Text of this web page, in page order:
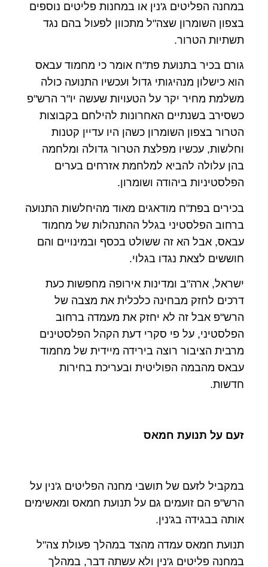
במחנה הפליטים ג'נין או במחנות פליטים נוספים
בצפון השומרון שצה"ל מתכוון לפעול בהם נגד
תשתיות הטרור.
גורם בכיר בתנועת פת"ח אומר כי מחמוד עבאס
הוא כישלון מנהיגותי גדול ועכשיו התנועה כולה
משלמת מחיר יקר על הטעויות שעשה יו"ר הרש"פ
כשסירב בשנתיים האחרונות להילחם בקבוצות
הטרור בצפון השומרון כשהן היו עדיין קטנות
וחלשות, עכשיו מפלצת הטרור גדולה ומלחמה
בהן עלולה להביא למלחמת אזרחים בערים
הפלסטיניות ביהודה ושומרון.
בכירים בפת"ח מודאגים מאוד מהיחלשות התנועה
ברחוב הפלסטיני בגלל ההתנהלות של מחמוד
עבאס, אבל הא זה ששולט בכסף ובמינויים והם
חוששים לצאת נגדו בגלוי.
ישראל, ארה"ב ומדינות אירופה מחפשות כעת
דרכים לחזק מבחינה כלכלית את מצבה של
הרש"פ אבל זה לא יחזק את מעמדה ברחוב
הפלסטיני, על פי סקרי דעת הקהל הפלסטינים
מרבית הציבור רוצה בירידה מיידית של מחמוד
עבאס מהבמה הפוליטית ובעריכת בחירות
חדשות.
זעם על תנועת חמאס
במקביל לזעם של תושבי מחנה הפליטים ג'נין על
הרש"פ הם זועמים גם על תנועת חמאס ומאשימים
אותה בבגידה בג'נין.
תנועת חמאס עמדה מהצד במהלך פעולת צה"ל
במחנה פליטים ג'נין ולא עשתה דבר, במהלך